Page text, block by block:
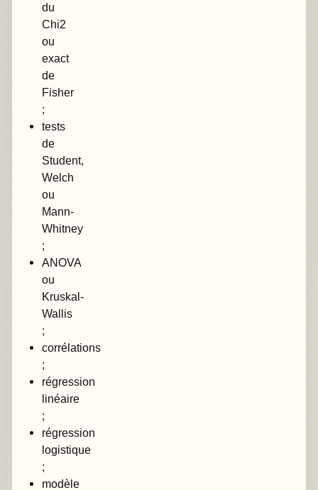
du
Chi2
ou
exact
de
Fisher
;
tests
de
Student,
Welch
ou
Mann-
Whitney
;
ANOVA
ou
Kruskal-
Wallis
;
corrélations
;
régression
linéaire
;
régression
logistique
;
modèle